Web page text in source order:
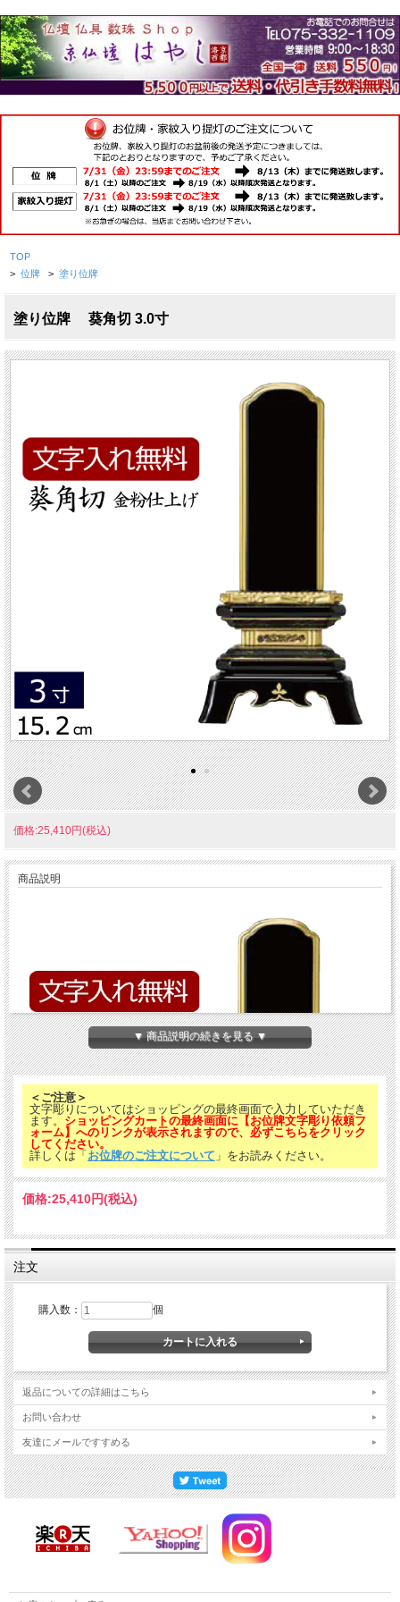
TOP
> 位牌 > 塗り位牌
塗り位牌 葵角切 3.0寸
価格:25,410円(税込)
商品説明
▼ 商品説明の続きを見る ▼
＜ご注意＞
文字彫りについてはショッピングの最終画面で入力していただき
ます。 ショッピングカートの最終画面に【お位牌文字彫り依頼フ
ォーム】へのリンクが表示されますので、必ずこちらをクリック
してください。
詳しくは「お位牌のご注文について 」をお読みください。
価格:25,410円(税込)
注文
購入数： 個
返品についての詳細はこちら
お問い合わせ
友達にメールですすめる